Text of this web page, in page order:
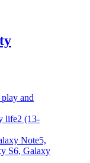
and
life2 (13-
Note5,
S6, Galaxy